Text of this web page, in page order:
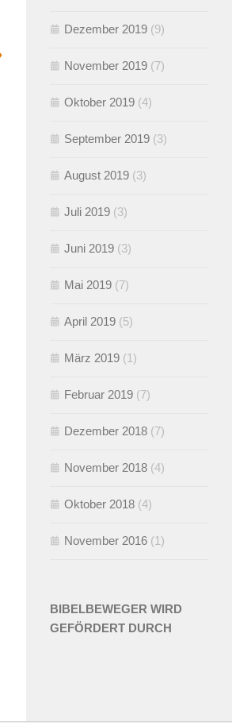
Dezember 2019 (9)
November 2019 (7)
Oktober 2019 (4)
September 2019 (3)
August 2019 (3)
Juli 2019 (3)
Juni 2019 (3)
Mai 2019 (7)
April 2019 (5)
März 2019 (1)
Februar 2019 (7)
Dezember 2018 (7)
November 2018 (4)
Oktober 2018 (4)
November 2016 (1)
BIBELBEWEGER WIRD
GEFÖRDERT DURCH